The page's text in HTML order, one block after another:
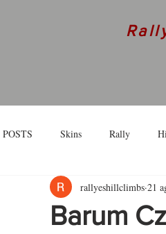
Skins Rally
Interview
Barum
rallyeshillclimbs 21